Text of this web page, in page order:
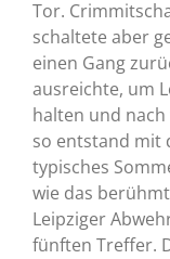
Tor.
schaltete aber
einen Gang
ausreichte, um
halten und
so entstand mit
typisches
wie das
Leipziger
fünften Treffer.